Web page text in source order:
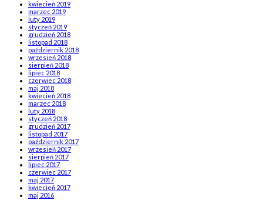
kwiecień 2019
marzec 2019
luty 2019
styczeń 2019
grudzień 2018
listopad 2018
październik 2018
wrzesień 2018
sierpień 2018
lipiec 2018
czerwiec 2018
maj 2018
kwiecień 2018
marzec 2018
luty 2018
styczeń 2018
grudzień 2017
listopad 2017
październik 2017
wrzesień 2017
sierpień 2017
lipiec 2017
czerwiec 2017
maj 2017
kwiecień 2017
maj 2016